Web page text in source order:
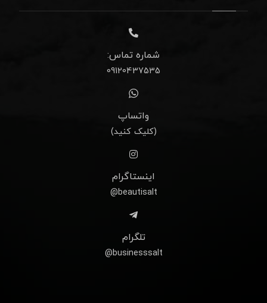
شماره تماس:
09120437535
واتساپ
(کلیک کنید)
اینستاگرام
beautisalt@
تلگرام
businesssalt@